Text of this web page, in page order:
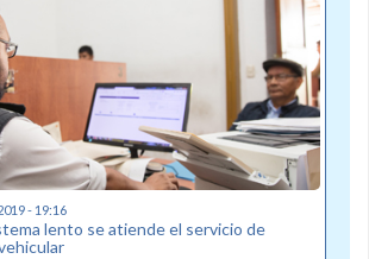
- 19:16
lento se atiende el servicio de